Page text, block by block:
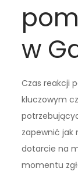
w
Czas reakcji
kluczowym
zapewnić jak
dotarcie na
momentu